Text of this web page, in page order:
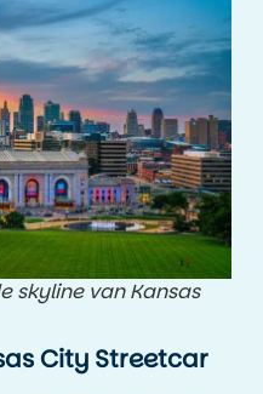
skyline van Kansas
City Streetcar